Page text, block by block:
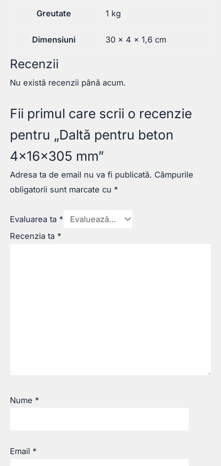
Greutate 1 kg
Dimensiuni 30 × 4 × 1,6 cm
Recenzii
Nu există recenzii până acum.
Fii primul care scrii o recenzie
pentru „Daltă pentru beton
4x16x305 mm”
Adresa ta de email nu va fi publicată. Câmpurile
obligatorii sunt marcate cu *
Evaluarea ta *
Recenzia ta *
Nume *
Email *